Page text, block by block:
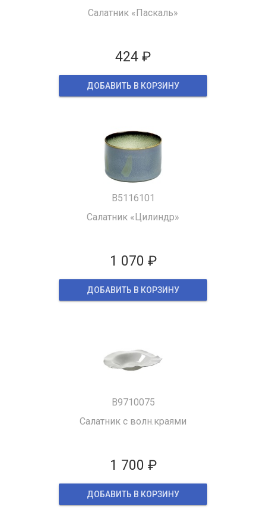
Салатник «Паскаль»
424 ₽
ДОБАВИТЬ В КОРЗИНУ
B5116101
Салатник «Цилиндр»
1 070 ₽
ДОБАВИТЬ В КОРЗИНУ
B9710075
Салатник с волн.краями
1 700 ₽
ДОБАВИТЬ В КОРЗИНУ